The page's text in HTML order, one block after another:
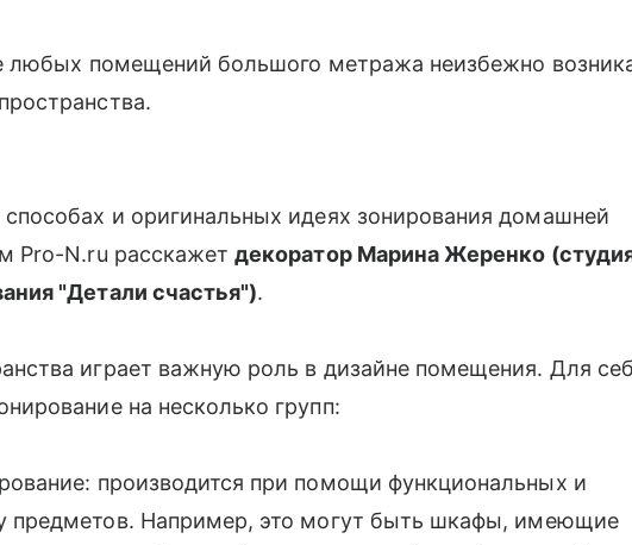
любых помещений большого метража неизбежно
и оригинальных идеях зонирования домашней
Pro-N.ru расскажетдекоратор Марина Жеренко
"Детали счастья").
играет важную роль в дизайне помещения. Для
на несколько групп:
производится при помощи функциональных и
предметов. Например, это могут быть шкафы, имеющие